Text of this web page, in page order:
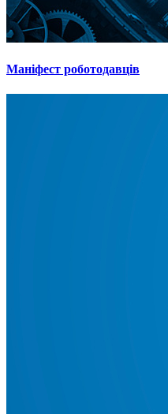
Маніфест роботодавців